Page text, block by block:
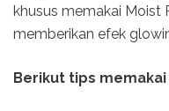
khusus memakai Moist
memberikan efek
Berikut tips